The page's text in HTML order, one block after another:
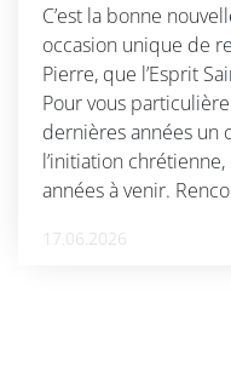
C’est la bonne
occasion unique de
Pierre, que l’Esprit
Pour vous
dernières années un
l’initiation
années à venir.
17.06.2026